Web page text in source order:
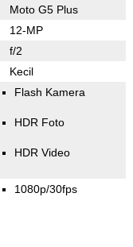
Moto G5 Plus
12-MP
f/2
Kecil
Flash Kamera
HDR Foto
HDR Video
1080p/30fps